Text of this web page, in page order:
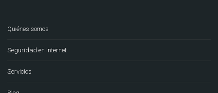
Quiénes somos
Seguridad en Internet
Servicios